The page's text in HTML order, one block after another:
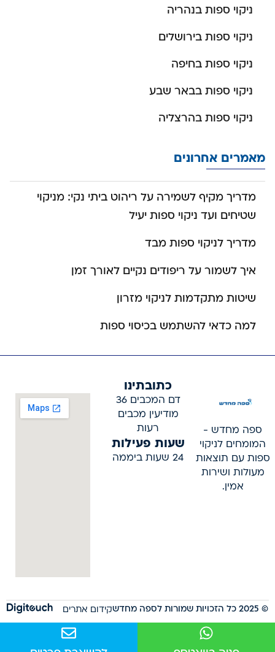
ניקוי ספות בנהריה
ניקוי ספות בירושלים
ניקוי ספות בחיפה
ניקוי ספות בבאר שבע
ניקוי ספות בהרצליה
מאמרים אחרונים
מדריך מקיף לשמירה על ריהוט ביתי נקי: מניקוי
שטיחים ועד ניקוי ספות יעיל
מדריך לניקוי ספות מבד
איך לשמור על ריפודים נקיים לאורך זמן
שיטות מתקדמות לניקוי מזרון
למה כדאי להשתמש בכיסוי ספות
ספה מחדש -
המומחים לניקוי
ספות עם תוצאות
מעולות ושירות
אמין.
כתובתינו
דם המכבים 36
מודיעין מכבים
רעות
שעות פעילות
24 שעות ביממה
© 2025 כל הזכויות שמורות לספה מחדש קידום אתרים